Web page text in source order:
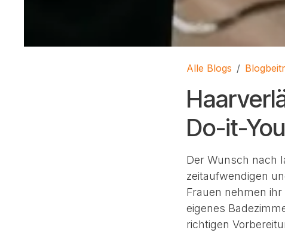
Alle Blogs
Do-it-
Der Wunsch nach
zeitaufwendigen
Frauen nehmen
eigenes
richtigen